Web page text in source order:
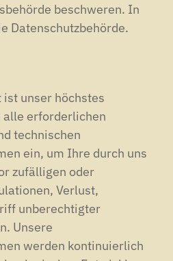
beschweren. In
Datenschutzbehörde.
unser höchstes
alle erforderlichen
technischen
ein, um Ihre durch uns
zufälligen oder
Verlust,
unberechtigter
Unsere
werden kontinuierlich